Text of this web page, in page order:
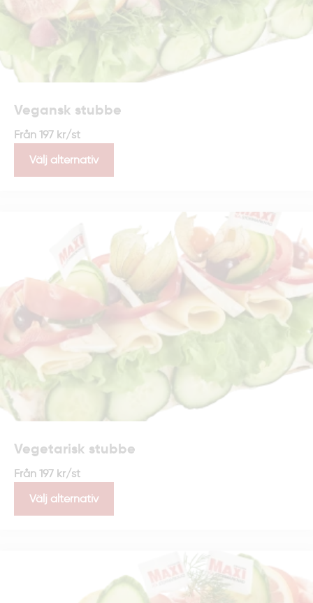
Vegansk stubbe
Från 197 kr/st
Välj alternativ
Vegetarisk stubbe
Från 197 kr/st
Välj alternativ